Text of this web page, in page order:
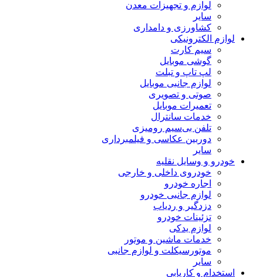
لوازم و تجهیزات معدن
سایر
کشاورزی و دامداری
لوازم الکترونیکی
سیم کارت
گوشی موبایل
لپ تاپ و تبلت
لوازم جانبی موبایل
صوتی و تصویری
تعمیرات موبایل
خدمات سانترال
تلفن بی‌سیم رومیزی
دوربین عکاسی و فیلمبرداری
سایر
خودرو و وسایل نقلیه
خودروی داخلی و خارجی
اجاره خودرو
لوازم جانبی خودرو
دزدگیر و ردیاب
تزئینات خودرو
لوازم یدکی
خدمات ماشین و موتور
موتورسیکلت و لوازم جانبی
سایر
استخدام و کاریابی